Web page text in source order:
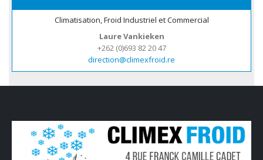
Climatisation, Froid Industriel et Commercial
Laure Vankieken
+262 (0)693 82 20 47
direction@climexfroid.re